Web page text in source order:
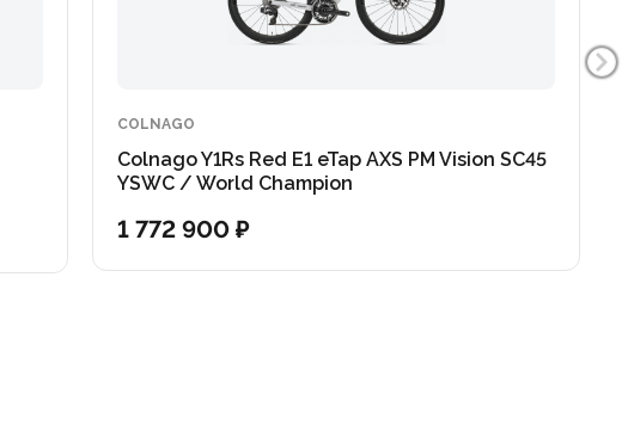
COLNAGO
Colnago Y1Rs Red E1 eTap AXS PM Vision SC45
YSWC / World Champion
1 772 900 ₽